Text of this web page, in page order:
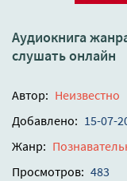
Аудиокнига
слушать онлайн
Автор: Неизвестно
Добавлено: 15-07-
Жанр:
Просмотров: 483